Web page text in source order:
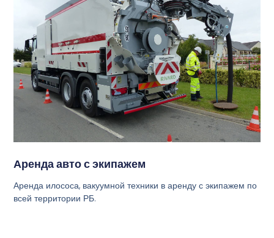
Аренда авто с экипажем
Аренда илососа, вакуумной техники в аренду с экипажем по
всей территории РБ.